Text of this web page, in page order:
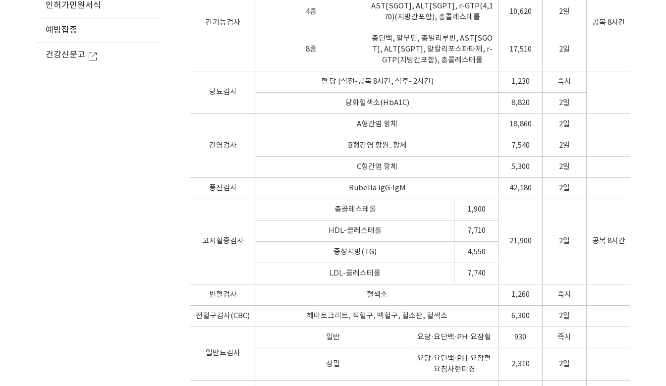
인허가민원서식
예방접종
건강신문고
간기능검사 공복 8시간
4종
AST[SGOT], ALT[SGPT], r-GTP(4,1
70)(지방간포함), 총콜레스테롤
10,620 2일
8종
총단백, 알부민, 총빌리루빈, AST[SGO
T], ALT[SGPT], 알칼리포스파타제, r-
GTP(지방간포함), 총콜레스테롤
17,510 2일
당뇨검사
혈 당 (식전-공복 8시간, 식후- 2시간) 1,230 즉시
당화혈색소(HbA1C) 8,820 2일
간염검사
A형간염 항체 18,860 2일
B형간염 항원․항체 7,540 2일
C형간염 항체 5,300 2일
풍진검사 Rubella IgG·IgM 42,180 2일
고지혈증검사
총콜레스테롤 1,900
21,900 2일 공복 8시간
HDL-콜레스테롤 7,710
중성지방(TG) 4,550
LDL-콜레스테롤 7,740
빈혈검사 혈색소 1,260 즉시
전혈구검사(CBC) 헤마토크리트, 적혈구, 백혈구, 혈소판, 혈색소 6,300 2일
일반뇨검사
일반 요당·요단백·PH·요잠혈 930 즉시
정밀
요당·요단백·PH·요잠혈
요침사현미경
2,310 2일